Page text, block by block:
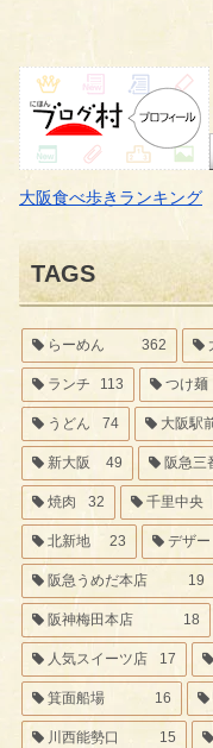
大阪食べ歩きランキング
TAGS
らーめん 362
ランチ 113 つけ麺
うどん 74 大阪駅
新大阪 49 阪急三
焼肉 32 千里中央
北新地 23 デザー
阪急うめだ本店 19
阪神梅田本店 18
人気スイーツ店 17
箕面船場 16
川西能勢口 15